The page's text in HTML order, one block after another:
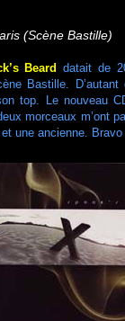
(Scène Bastille)
Beard
datait de
Bastille. D’autant
top. Le nouveau
morceaux m’ont
une ancienne.